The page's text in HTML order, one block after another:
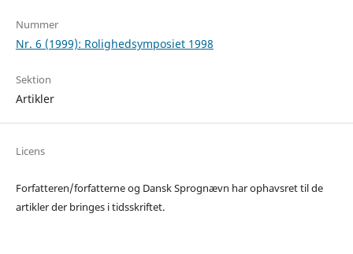
Nummer
Nr. 6 (1999): Rolighedsymposiet 1998
Sektion
Artikler
Licens
Forfatteren/forfatterne og Dansk Sprognævn har ophavsret til de
artikler der bringes i tidsskriftet.